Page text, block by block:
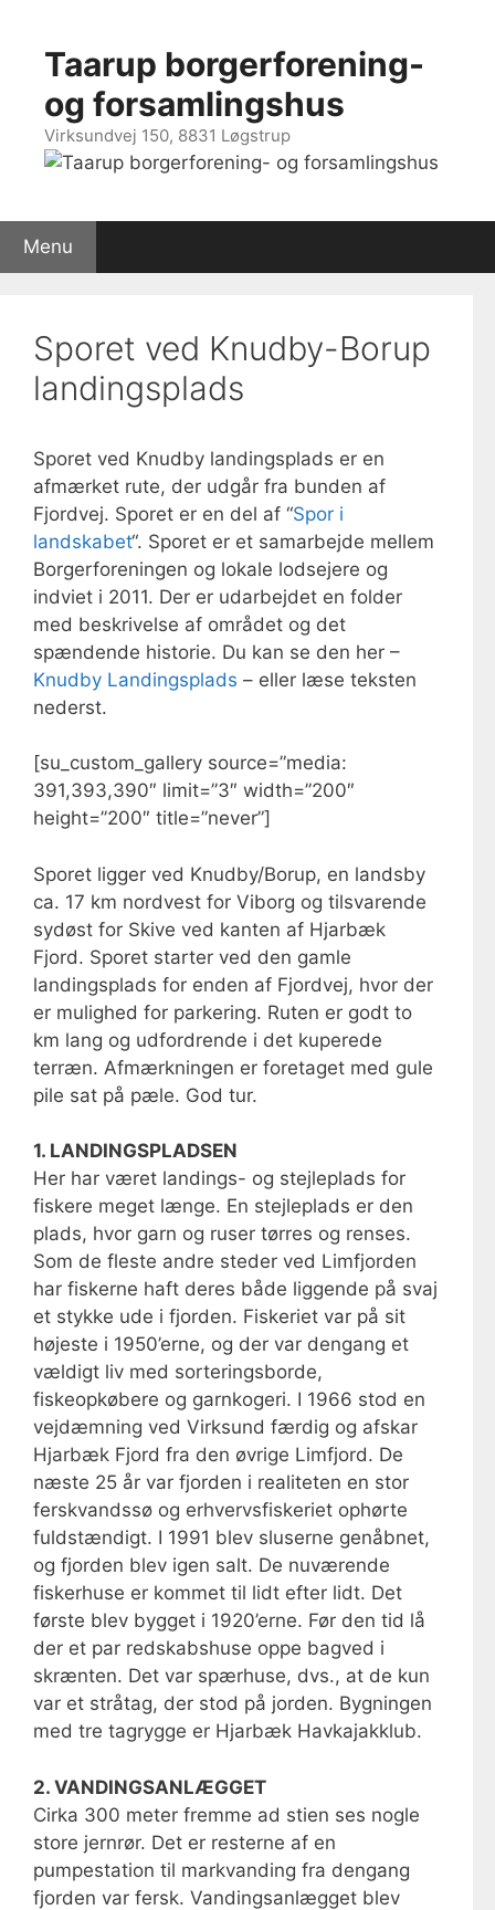
Taarup borgerforening-
og forsamlingshus
Virksundvej 150, 8831 Løgstrup
Menu
Sporet ved Knudby-Borup
landingsplads
Sporet ved Knudby landingsplads er en
afmærket rute, der udgår fra bunden af
Fjordvej. Sporet er en del af “Spor i
landskabet“. Sporet er et samarbejde mellem
Borgerforeningen og lokale lodsejere og
indviet i 2011. Der er udarbejdet en folder
med beskrivelse af området og det
spændende historie. Du kan se den her –
Knudby Landingsplads – eller læse teksten
nederst.
[su_custom_gallery source=”media:
391,393,390″ limit=”3″ width=”200″
height=”200″ title=”never”]
Sporet ligger ved Knudby/Borup, en landsby
ca. 17 km nordvest for Viborg og tilsvarende
sydøst for Skive ved kanten af Hjarbæk
Fjord. Sporet starter ved den gamle
landingsplads for enden af Fjordvej, hvor der
er mulighed for parkering. Ruten er godt to
km lang og udfordrende i det kuperede
terræn. Afmærkningen er foretaget med gule
pile sat på pæle. God tur.
1. LANDINGSPLADSEN
Her har været landings- og stejleplads for
fiskere meget længe. En stejleplads er den
plads, hvor garn og ruser tørres og renses.
Som de fleste andre steder ved Limfjorden
har fiskerne haft deres både liggende på svaj
et stykke ude i fjorden. Fiskeriet var på sit
højeste i 1950’erne, og der var dengang et
vældigt liv med sorteringsborde,
fiskeopkøbere og garnkogeri. I 1966 stod en
vejdæmning ved Virksund færdig og afskar
Hjarbæk Fjord fra den øvrige Limfjord. De
næste 25 år var fjorden i realiteten en stor
ferskvandssø og erhvervsfiskeriet ophørte
fuldstændigt. I 1991 blev sluserne genåbnet,
og fjorden blev igen salt. De nuværende
fiskerhuse er kommet til lidt efter lidt. Det
første blev bygget i 1920’erne. Før den tid lå
der et par redskabshuse oppe bagved i
skrænten. Det var spærhuse, dvs., at de kun
var et stråtag, der stod på jorden. Bygningen
med tre tagrygge er Hjarbæk Havkajakklub.
2. VANDINGSANLÆGGET
Cirka 300 meter fremme ad stien ses nogle
store jernrør. Det er resterne af en
pumpestation til markvanding fra dengang
fjorden var fersk. Vandingsanlægget blev